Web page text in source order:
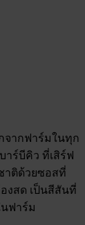
จากฟาร์มในทุก
าร์บีคิว ที่เสิร์ฟ
าติด้วยซอสที่
งสด เป็นสีสันที่
ฟาร์ม